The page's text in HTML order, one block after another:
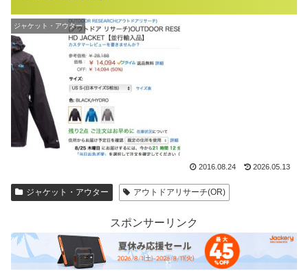
ジャケット・アウター
2016.08.24 2026.05.13
ジャケット・アウター アウトドアリサーチ(OR)
スポンサーリンク